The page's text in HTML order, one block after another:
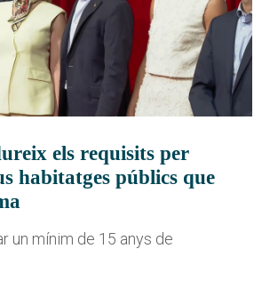
els requisits per
habitatges públics que
un mínim de 15 anys de